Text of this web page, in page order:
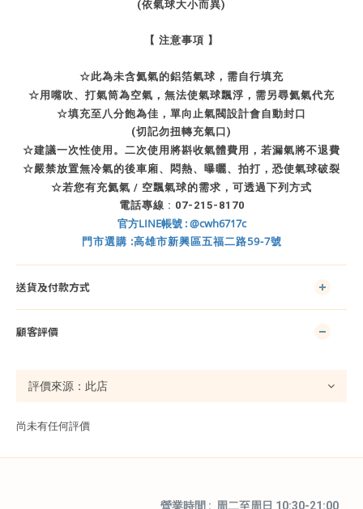
(依氣球大小而異)
【 注意事項 】
☆此為未含氦氣的鋁箔氣球，需自行填充
☆用嘴吹、打氣筒為空氣，無法使氣球飄浮，需另尋氦氣代充
☆填充至八分飽為佳，單向止氣閥設計會自動封口
(切記勿扭轉充氣口)
☆建議一次性使用。二次使用將斟收氣體費用，若漏氣將不退費
☆嚴禁放置無冷氣的後車廂、悶熱、曝曬、拍打，恐使氣球破裂
☆若您有充氦氣 / 空飄氣球的需求，可透過下列方式
電話專線 : 07-215-8170
官方LINE帳號 : @cwh6717c
門市選購 :高雄市新興區五福二路59-7號
送貨及付款方式
顧客評價
尚未有任何評價
營業時間 : 周二至周日 10:30-21:00